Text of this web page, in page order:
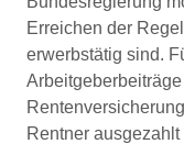
Erreichen der
erwerbstätig sind.
Rentner ausgezahlt